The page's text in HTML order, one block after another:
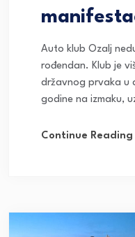
Auto klub Ozalj
rođendan. Klub je
državnog prvaka u
godine na izmaku,
Continue Reading